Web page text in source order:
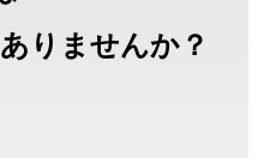
ありませんか？